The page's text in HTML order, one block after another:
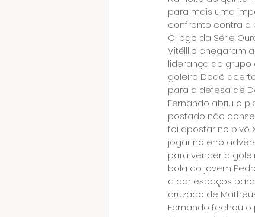
para mais uma
confronto contra a
O jogo da Série
Vitélllio chegaram
liderança do
goleiro Dodô
para a defesa de
Fernando abriu o
postado não
foi apostar no pivô
jogar no erro
para vencer o
bola do jovem
a dar espaços
cruzado de
Fernando fechou o